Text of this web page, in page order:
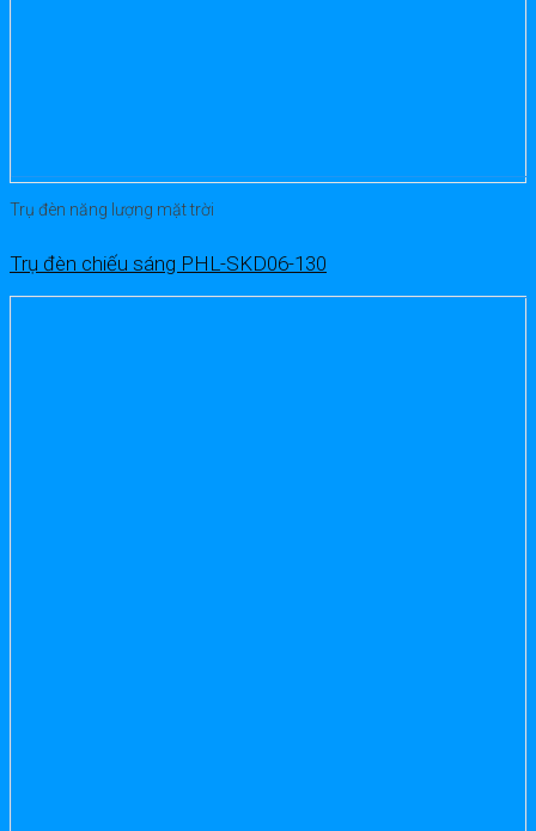
Trụ đèn năng lượng mặt trời
Trụ đèn chiếu sáng PHL-SKD06-130